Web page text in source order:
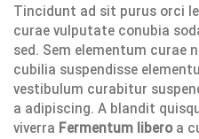
Tincidunt ad sit purus orci
curae vulputate conubia
sed. Sem elementum curae
cubilia suspendisse
vestibulum curabitur
a adipiscing. A blandit
viverra Fermentum liberoa